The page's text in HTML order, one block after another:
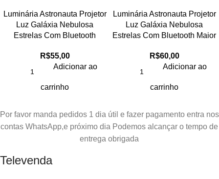
Luminária Astronauta Projetor
Luz Galáxia Nebulosa
Estrelas Com Bluetooth
R$55,00
Adicionar ao
carrinho
Luminária Astronauta Projetor
Luz Galáxia Nebulosa
Estrelas Com Bluetooth Maior
R$60,00
Adicionar ao
carrinho
Por favor manda pedidos 1 dia útil e fazer pagamento entra nos
contas WhatsApp,e próximo dia Podemos alcançar o tempo de
entrega obrigada
Televenda